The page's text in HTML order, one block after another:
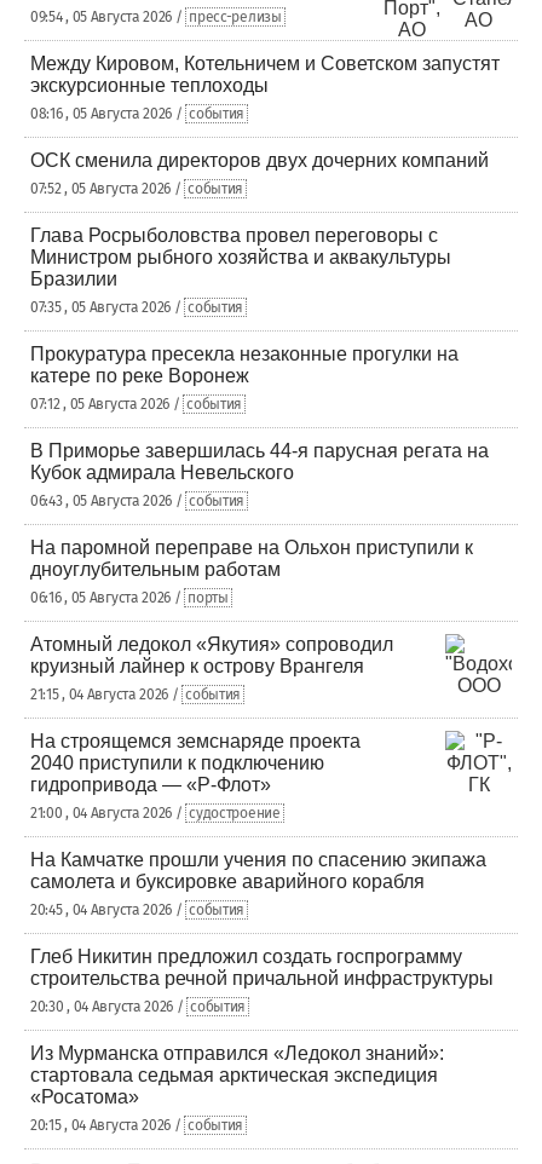
09:54 , 05 Августа 2026 / пресс-релизы
Между Кировом, Котельничем и Советском запустят
экскурсионные теплоходы
08:16 , 05 Августа 2026 / события
ОСК сменила директоров двух дочерних компаний
07:52 , 05 Августа 2026 / события
Глава Росрыболовства провел переговоры с
Министром рыбного хозяйства и аквакультуры
Бразилии
07:35 , 05 Августа 2026 / события
Прокуратура пресекла незаконные прогулки на
катере по реке Воронеж
07:12 , 05 Августа 2026 / события
В Приморье завершилась 44-я парусная регата на
Кубок адмирала Невельского
06:43 , 05 Августа 2026 / события
На паромной переправе на Ольхон приступили к
дноуглубительным работам
06:16 , 05 Августа 2026 / порты
Атомный ледокол «Якутия» сопроводил
круизный лайнер к острову Врангеля
21:15 , 04 Августа 2026 / события
На строящемся земснаряде проекта
2040 приступили к подключению
гидропривода — «Р-Флот»
21:00 , 04 Августа 2026 / судостроение
На Камчатке прошли учения по спасению экипажа
самолета и буксировке аварийного корабля
20:45 , 04 Августа 2026 / события
Глеб Никитин предложил создать госпрограмму
строительства речной причальной инфраструктуры
20:30 , 04 Августа 2026 / события
Из Мурманска отправился «Ледокол знаний»:
стартовала седьмая арктическая экспедиция
«Росатома»
20:15 , 04 Августа 2026 / события